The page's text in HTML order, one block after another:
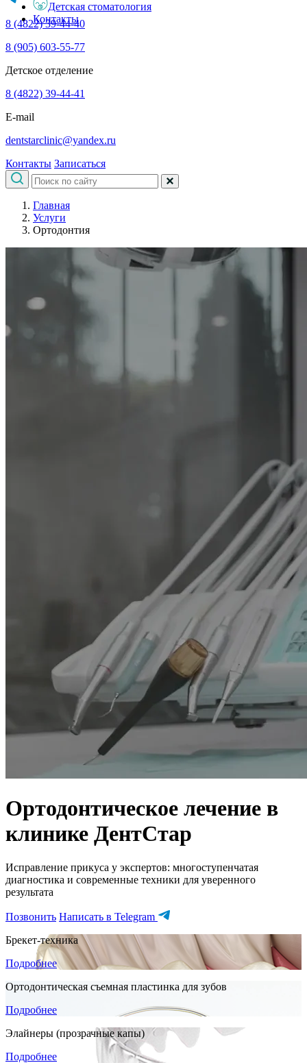
Детская стоматология
Контакты
8 (4822) 39-44-40
8 (905) 603-55-77
Детское отделение
8 (4822) 39-44-41
E-mail
dentstarclinic@yandex.ru
Контакты Записаться
Главная
Услуги
Ортодонтия
Ортодонтическое лечение в
клинике ДентСтар
Исправление прикуса у экспертов: многоступенчатая
диагностика и современные техники для уверенного
результата
Позвонить Написать в Telegram
Брекет-техника
Подробнее
Ортодонтическая съемная пластинка для зубов
Подробнее
Элайнеры (прозрачные капы)
Подробнее